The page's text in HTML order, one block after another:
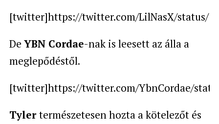
[twitter]https://twitter.com/LilNasX/status/
De YBN Cordae-nak is leesett az álla a
meglepődéstől.
[twitter]https://twitter.com/YbnCordae/
Tylertermészetesen hozta a kötelezőt és